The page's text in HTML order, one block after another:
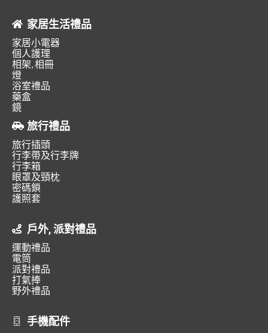
家居生活禮品
家居小電器
個人護理
相架, 相冊
燈
浴室禮品
藥盒
鏡
旅行禮品
旅行插頭
行李帶及行李牌
行李箱
眼罩及頸枕
密碼鎖
護照套
戶外, 派對禮品
運動禮品
電筒
派對禮品
打氣捧
野外禮品
手機配件